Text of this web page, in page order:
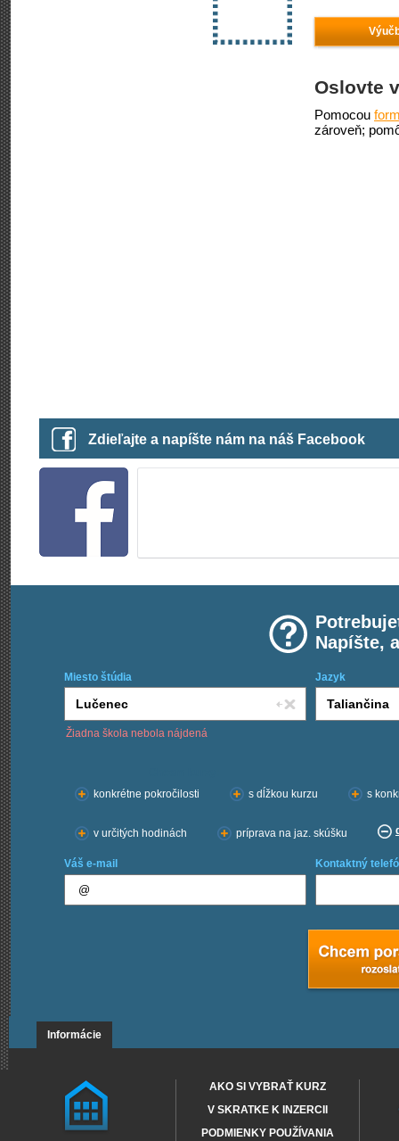
Oslovte
Pomocou
zároveň;
Zdieľajte a napíšte nám na náš Facebook
Napíšte,
Miesto štúdia Jazyk
Žiadna škola nebola nájdená
konkrétne pokročilosti
s dĺžkou kurzu s
v určitých hodinách príprava na jaz. skúšku
Váš e-mail Kontaktný
Informácie
AKO SI VYBRAŤ KURZ
V SKRATKE K INZERCII
PODMIENKY POUŽÍVANIA